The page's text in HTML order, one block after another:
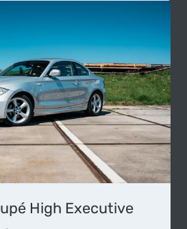
High Executive